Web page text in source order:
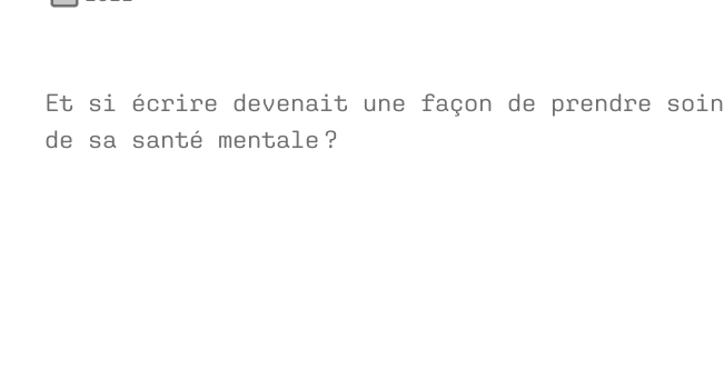
Et si écrire devenait une façon de prendre soin
de sa santé mentale ?